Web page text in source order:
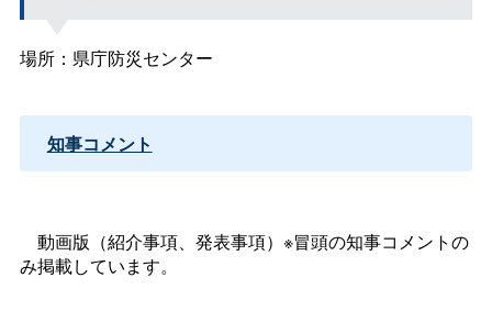
場所：県庁防災センター
知事コメント
動画版（紹介事項、発表事項）※冒頭の知事コメントの
み掲載しています。